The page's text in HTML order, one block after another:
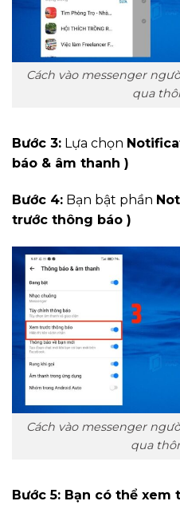
Cách vào messenger
qua
Bước 3: Lựa chọn
báo & âm thanh )
Bước 4: Bạn bật phần
trước thông báo )
Cách vào messenger
qua
Bước 5: Bạn có thể